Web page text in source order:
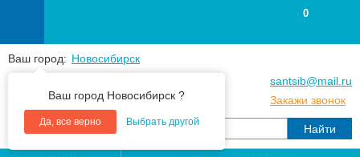
Ваш город: Новосибирск
Ваш город Новосибирск ?
Да, все верно Выбрать другой
+7(383) 213 79 30
santsib@mail.ru
Закажи звонок
0